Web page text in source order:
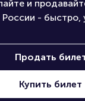
и
России -
Продать
Купить билет